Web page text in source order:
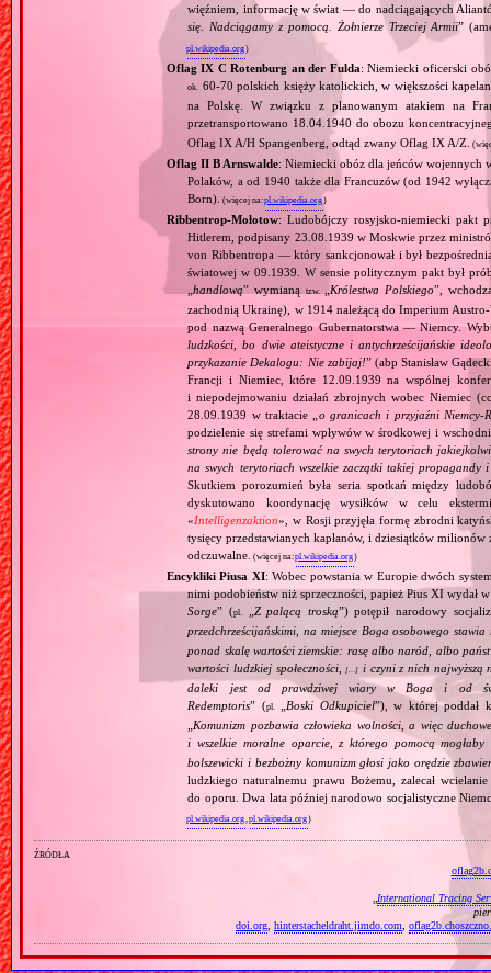
więźniem, informację w świat — do nadciągających
się. Nadciągamy z pomocą. Żołnierze Trzeciej Armii”
pl.wikipedia.org)
Oflag IX C Rotenburg an der Fulda: Niemiecki oficerski
ok. 60‐70 polskich księży katolickich, w większości
na Polskę. W związku z planowanym atakiem na
przetransportowano 18.04.1940 do obozu
Oflag IX A/H Spangenberg, odtąd zwany Oflag IX A/Z.
Oflag II B Arnswalde: Niemiecki obóz dla jeńców wojennych
Polaków, a od 1940 także dla Francuzów (od 1942
Born). (więcej na:pl.wikipedia.org)
Ribbentrop‐Mołotow: Ludobójczy rosyjsko‐niemiecki pakt
Hitlerem, podpisany 23.08.1939 w Moskwie przez
von Ribbentropa — który sankcjonował i był
światowej w 09.1939. W sensie politycznym pakt był
„handlową” wymianą tzw. Królestwa Polskiego”,
zachodnią Ukrainę), w 1914 należącą do Imperium
pod nazwą Generalnego Gubernatorstwa — Niemcy.
ludzkości, bo dwie ateistyczne i antychrześcijańskie
przykazanie Dekalogu: Nie zabijaj!” (abp Stanisław
Francji i Niemiec, które 12.09.1939 na wspólnej
i niepodejmowaniu działań zbrojnych wobec Niemiec
28.09.1939 w traktacie „ o granicach i przyjaźni
podzielenie się strefami wpływów w środkowej i
strony nie będą tolerować na swych terytoriach
na swych terytoriach wszelkie zaczątki takiej
Skutkiem porozumień była seria spotkań między
dyskutowano koordynację wysiłków w celu
«Intelligenzaktion», w Rosji przyjęła formę zbrodni
tysięcy przedstawianych kapłanów, i dziesiątków
odczuwalne. (więcej na:pl.wikipedia.org)
Encykliki Piusa XI: Wobec powstania w Europie dwóch
nimi podobieństw niż sprzeczności, papież Pius XI
Sorge” (pl. Z palącą troską”) potępił narodowy
przedchrześcijańskimi, na miejsce Boga osobowego
ponad skalę wartości ziemskie: rasę albo naród, albo
wartości ludzkiej społeczności,[…] i czyni z nich najwyższą
daleki jest od prawdziwej wiary w Boga i od
Redemptoris” (pl. Boski Odkupiciel”), w której poddał
Komunizm pozbawia człowieka wolności, a więc
i wszelkie moralne oparcie, z którego pomocą
bolszewicki i bezbożny komunizm głosi jako orędzie
ludzkiego naturalnemu prawu Bożemu, zalecał
do oporu. Dwa lata później narodowo socjalistyczne
pl.wikipedia.org,pl.wikipedia.org)
źródła
International Tracing
doi.org hinterstacheldraht.jimdo.com